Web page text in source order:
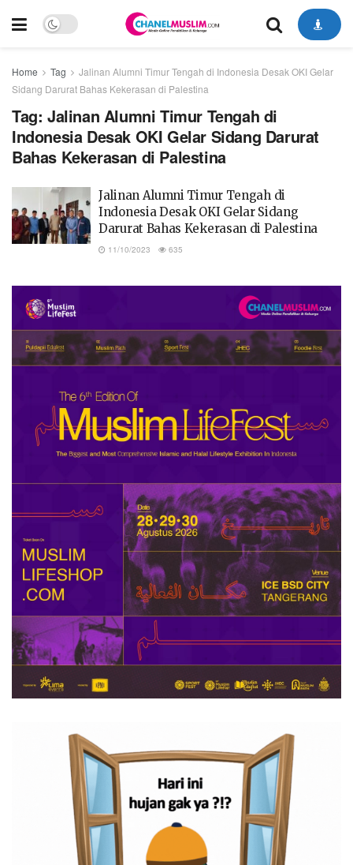
Home Tag
Jalinan Alumni Timur Tengah di Indonesia Desak OKI Gelar
Sidang Darurat Bahas Kekerasan di Palestina
Tag: Jalinan Alumni Timur Tengah di
Indonesia Desak OKI Gelar Sidang Darurat
Bahas Kekerasan di Palestina
Jalinan Alumni Timur Tengah di
Indonesia Desak OKI Gelar Sidang
Darurat Bahas Kekerasan di Palestina
11/10/2023 635